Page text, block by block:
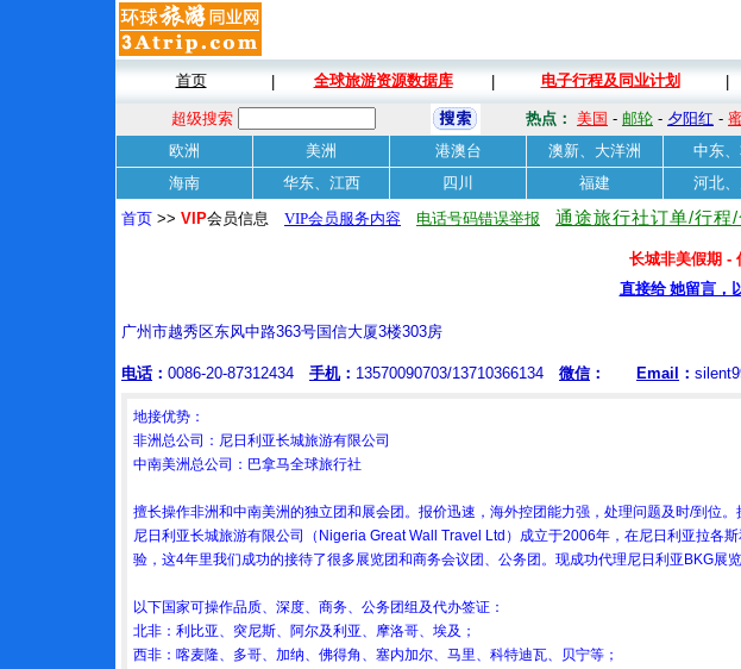
首页 全球旅游资源数据库 电子行程及同业计划
超级搜索 热点： 美国 - 邮轮 - 夕阳红 -
欧洲
美洲 港澳台 澳新、大洋洲 中东
海南
华东、江西 四川 福建 河北
首页 >> VIP会员信息 VIP会员服务内容 电话号码错误举报 通途旅行社订单/行程
长城非美假期 -
直接给 她留言，
广州市越秀区东风中路363号国信大厦3楼303房
电话 ： 0086-20-87312434 手机： 13570090703/13710366134 微信： Email ：
地接优势：
非洲总公司：尼日利亚长城旅游有限公司
中南美洲总公司：巴拿马全球旅行社
擅长操作非洲和中南美洲的独立团和展会团。报价迅速，海外控团能力强，处理问题及时/到位
尼日利亚长城旅游有限公司（Nigeria Great Wall Travel Ltd）成立于2006年，在尼日利亚拉各
验，这4年里我们成功的接待了很多展览团和商务会议团、公务团。现成功代理尼日利亚BKG展
以下国家可操作品质、深度、商务、公务团组及代办签证：
北非：利比亚、突尼斯、阿尔及利亚、摩洛哥、埃及；
西非：喀麦隆、多哥、加纳、佛得角、塞内加尔、马里、科特迪瓦、贝宁等；